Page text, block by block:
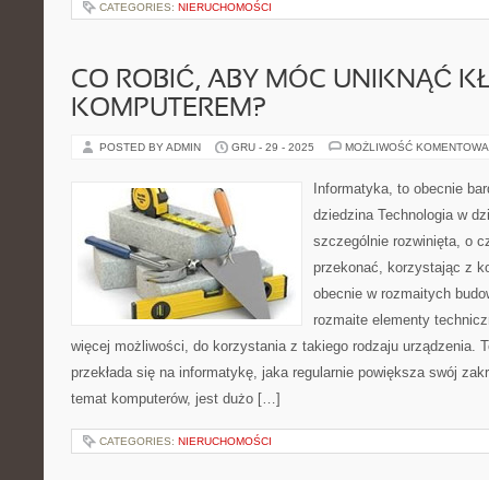
CATEGORIES: NIERUCHOMOŚCI
CO ROBIĆ, ABY MÓC UNIKNĄĆ
KOMPUTEREM?
POSTED BY ADMIN GRU - 29 - 2025 MOŻLIWOŚĆ
Informatyka, to obecnie
dziedzina Technologia w
szczególnie rozwinięta, o
przekonać, korzystając z
obecnie w rozmaitych
rozmaite elementy
więcej możliwości, do korzystania z takiego rodzaju urządzenia.
przekłada się na informatykę, jaka regularnie powiększa swój
temat komputerów, jest dużo […]
CATEGORIES: NIERUCHOMOŚCI